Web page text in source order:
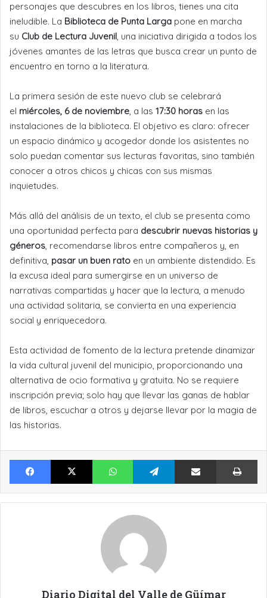
personajes que descubres en los libros, tienes una cita
ineludible. La Biblioteca de Punta Larga pone en marcha
su Club de Lectura Juvenil, una iniciativa dirigida a todos los
jóvenes amantes de las letras que busca crear un punto de
encuentro en torno a la literatura.
La primera sesión de este nuevo club se celebrará
el miércoles, 6 de noviembre, a las 17:30 horas en las
instalaciones de la biblioteca. El objetivo es claro: ofrecer
un espacio dinámico y acogedor donde los asistentes no
solo puedan comentar sus lecturas favoritas, sino también
conocer a otros chicos y chicas con sus mismas
inquietudes.
Más allá del análisis de un texto, el club se presenta como
una oportunidad perfecta para descubrir nuevas historias y
géneros, recomendarse libros entre compañeros y, en
definitiva, pasar un buen rato en un ambiente distendido. Es
la excusa ideal para sumergirse en un universo de
narrativas compartidas y hacer que la lectura, a menudo
una actividad solitaria, se convierta en una experiencia
social y enriquecedora.
Esta actividad de fomento de la lectura pretende dinamizar
la vida cultural juvenil del municipio, proporcionando una
alternativa de ocio formativa y gratuita. No se requiere
inscripción previa; solo hay que llevar las ganas de hablar
de libros, escuchar a otros y dejarse llevar por la magia de
las historias.
Facebook X WhatsApp Telegram Compartir por Email
Diario Digital del Valle de Güímar